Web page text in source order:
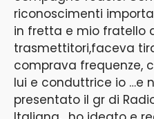
riconoscimenti
in fretta e mio fratello
trasmettitori,faceva
comprava frequenze,
lui e conduttrice io …e
presentato il gr di